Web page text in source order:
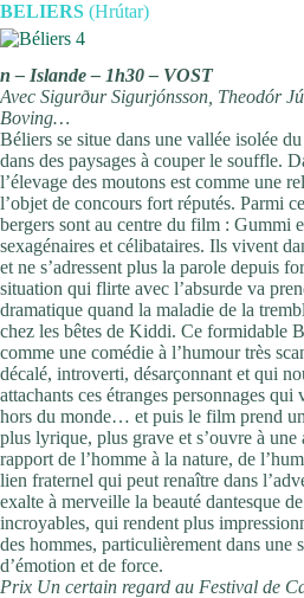
BELIERS (Hrútar)
n – Islande – 1h30 – VOST
Avec Sigurður Sigurjónsson, Theodór
Boving…
Béliers se situe dans une vallée isolée
dans des paysages à couper le souffle.
l’élevage des moutons est comme une
l’objet de concours fort réputés. Parmi
bergers sont au centre du film : Gummi
sexagénaires et célibataires. Ils vivent
et ne s’adressent plus la parole depuis
situation qui flirte avec l’absurde va
dramatique quand la maladie de la
chez les bêtes de Kiddi. Ce formidable
comme une comédie à l’humour très
décalé, introverti, désarçonnant et qui
attachants ces étranges personnages
hors du monde… et puis le film prend
plus lyrique, plus grave et s’ouvre à
rapport de l’homme à la nature, de
lien fraternel qui peut renaître dans
exalte à merveille la beauté dantesque
incroyables, qui rendent plus
des hommes, particulièrement dans une
d’émotion et de force.
Prix Un certain regard au Festival de